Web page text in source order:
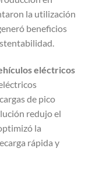
la utilización
beneficios
eléctricos
de pico
redujo el
la
rápida y